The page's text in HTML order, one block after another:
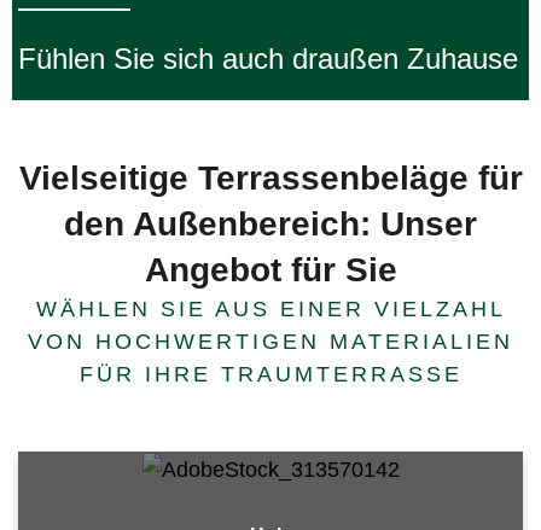
Fühlen Sie sich auch draußen Zuhause
Vielseitige Terrassenbeläge für
den Außenbereich: Unser
Angebot für Sie
WÄHLEN SIE AUS EINER VIELZAHL
VON HOCHWERTIGEN MATERIALIEN
FÜR IHRE TRAUMTERRASSE